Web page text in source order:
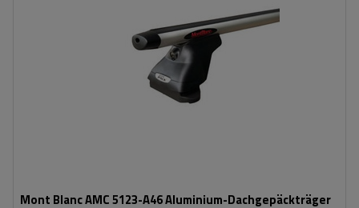
Mont Blanc AMC 5123-A46 Aluminium-Dachgepäckträger